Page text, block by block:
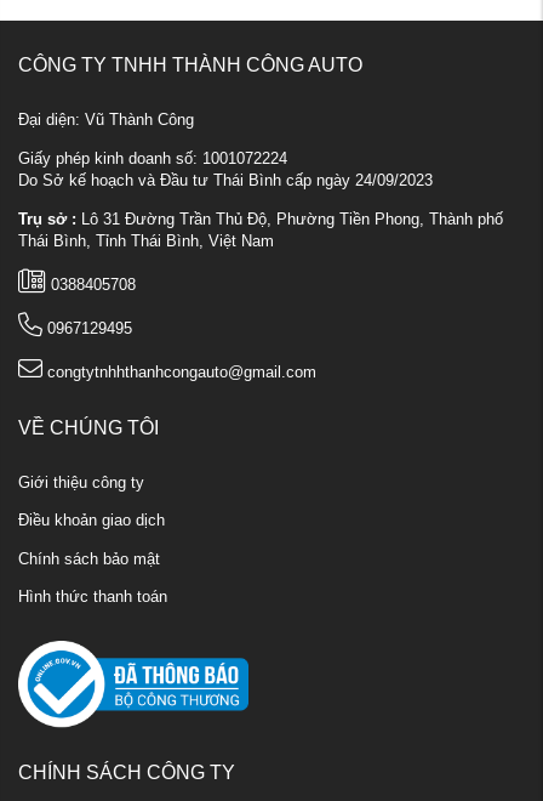
CÔNG TY TNHH THÀNH CÔNG AUTO
Đại diện: Vũ Thành Công
Giấy phép kinh doanh số: 1001072224
Do Sở kế hoạch và Đầu tư Thái Bình cấp ngày 24/09/2023
Trụ sở : Lô 31 Đường Trần Thủ Độ, Phường Tiền Phong, Thành phố
Thái Bình, Tỉnh Thái Bình, Việt Nam
0388405708
0967129495
congtytnhhthanhcongauto@gmail.com
VỀ CHÚNG TÔI
Giới thiệu công ty
Điều khoản giao dịch
Chính sách bảo mật
Hình thức thanh toán
CHÍNH SÁCH CÔNG TY